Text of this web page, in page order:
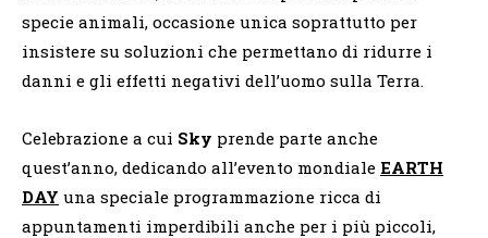
specie animali, occasione unica soprattutto per
insistere su soluzioni che permettano di ridurre i
danni e gli effetti negativi dell’uomo sulla Terra.
Celebrazione a cui Sky prende parte anche
quest’anno, dedicando all’evento mondiale EARTH
DAY una speciale programmazione ricca di
appuntamenti imperdibili anche per i più piccoli,